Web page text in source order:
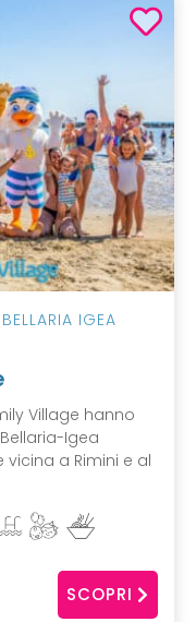
BELLARIA IGEA
Village hanno
Igea
a Rimini e al
SCOPRI